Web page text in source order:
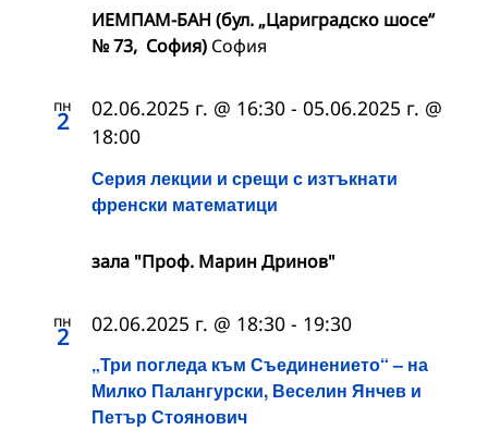
ИЕМПАМ-БАН (бул. „Цариградско шосе“
№ 73, София) София
пн
2
Серия лекции и срещи с изтъкнати
френски математици
02.06.2025 г. @ 16:30 - 05.06.2025 г. @
18:00
зала "Проф. Марин Дринов"
пн
2
„Три погледа към Съединението“ – на
Милко Палангурски, Веселин Янчев и
Петър Стоянович
02.06.2025 г. @ 18:30 - 19:30